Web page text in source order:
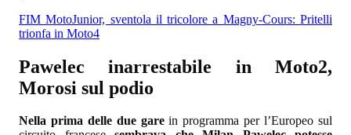
FIM MotoJunior, sventola il tricolore a Magny-Cours: Pritelli
trionfa in Moto4
Pawelec inarrestabile in Moto2,
Morosi sul podio
Nella prima delle due garein programma per l’Europeo sul